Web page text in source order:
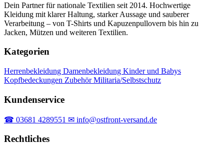
Dein Partner für nationale Textilien seit 2014. Hochwertige
Kleidung mit klarer Haltung, starker Aussage und sauberer
Verarbeitung – von T-Shirts und Kapuzenpullovern bis hin zu
Jacken, Mützen und weiteren Textilien.
Kategorien
Herrenbekleidung Damenbekleidung Kinder und Babys
Kopfbedeckungen ZubehörMilitaria/Selbstschutz
Kundenservice
☎ 03681 4289551 ✉ info@ostfront-versand.de
Rechtliches